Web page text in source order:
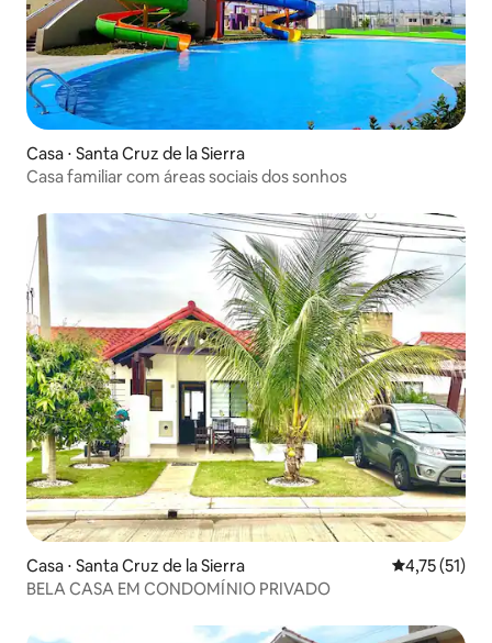
Casa ⋅ Santa Cruz de la Sierra
Casa familiar com áreas sociais dos sonhos
Casa ⋅ Santa Cruz de la Sierra 4,75 de uma
4,75 (51)
BELA CASA EM CONDOMÍNIO PRIVADO